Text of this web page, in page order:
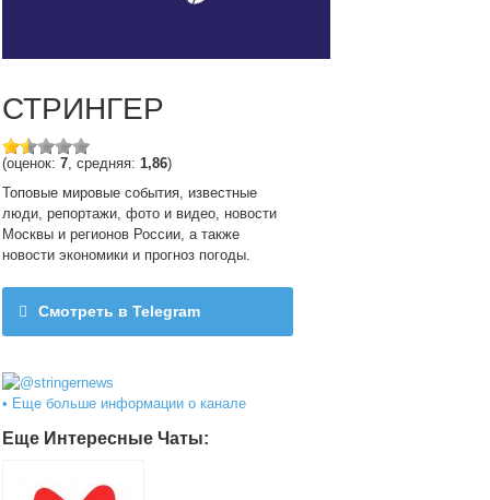
СТРИНГЕР
(оценок:7, средняя:1,86)
Топовые мировые события, известные
люди, репортажи, фото и видео, новости
Москвы и регионов России, а также
новости экономики и прогноз погоды.
Смотреть в Telegram
• Еще больше информации о канале
Еще Интересные Чаты: